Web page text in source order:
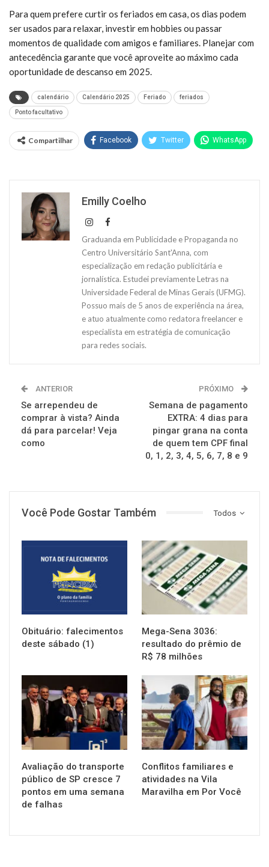
Para quem prefere curtir os feriados em casa, os dias podem
ser usados para relaxar, investir em hobbies ou passar
momentos de qualidade com amigos e familiares. Planejar com
antecedência garante que você aproveite ao máximo cada
oportunidade de descanso em 2025.
calendário Calendário 2025 Feriado feriados
Ponto facultativo
Compartilhar Facebook Twitter WhatsApp
Emilly Coelho
Graduanda em Publicidade e Propaganda no
Centro Universitário Sant'Anna, com
especialização em redação publicitária e
jornalística. Estudei previamente Letras na
Universidade Federal de Minas Gerais (UFMG).
Possuo mais de 5 anos de experiência na área,
e atuo atualmente como redatora freelancer e
especialista em estratégia de comunicação
para redes sociais.
ANTERIOR
Se arrependeu de
comprar à vista? Ainda
dá para parcelar! Veja
como
PRÓXIMO
Semana de pagamento
EXTRA: 4 dias para
pingar grana na conta
de quem tem CPF final
0, 1, 2, 3, 4, 5, 6, 7, 8 e 9
Todos
Você Pode Gostar Também
Obituário: falecimentos
deste sábado (1)
NOTÍCIAS
Mega-Sena 3036:
resultado do prêmio de
R$ 78 milhões
NOTÍCIAS
Avaliação do transporte
público de SP cresce 7
pontos em uma semana
de falhas
NOTÍCIAS
Conflitos familiares e
atividades na Vila
Maravilha em Por Você